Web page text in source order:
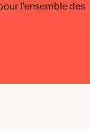
l’ensemble des